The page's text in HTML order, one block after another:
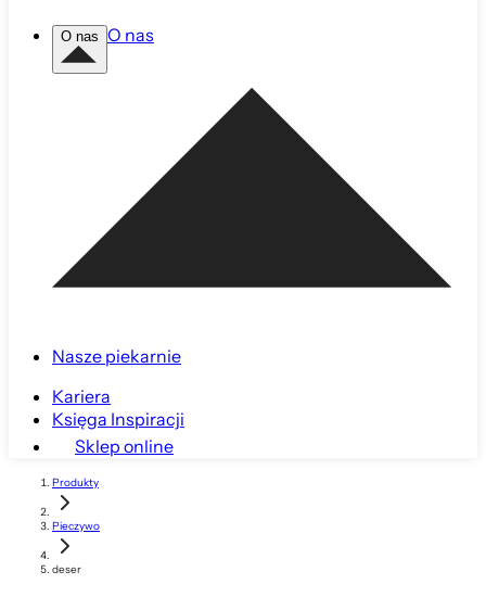
O nas O nas
Nasze piekarnie
Kariera
Księga Inspiracji
Sklep online
Produkty
Pieczywo
deser